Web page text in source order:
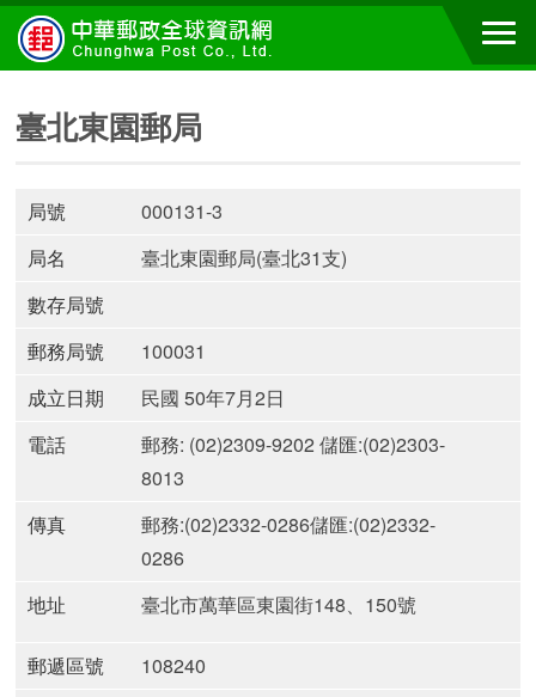
臺北東園郵局
局號
000131-3
局名
臺北東園郵局(臺北31支)
數存局號
郵務局號
100031
成立日期
民國 50年7月2日
電話
郵務: (02)2309-9202 儲匯:(02)2303-
8013
傳真
郵務:(02)2332-0286儲匯:(02)2332-
0286
地址
臺北市萬華區東園街148、150號
郵遞區號
108240